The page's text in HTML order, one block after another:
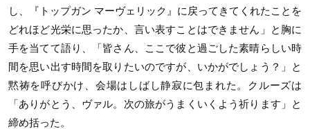
し、『トップガン マーヴェリック』に戻ってきてくれたことを
どれほど光栄に思ったか、言い表すことはできません」と胸に
手を当てて語り、「皆さん、ここで彼と過ごした素晴らしい時
間を思い出す時間を取りたいのですが、いかがでしょう？」と
黙祷を呼びかけ、会場はしばし静寂に包まれた。クルーズは
「ありがとう、ヴァル。次の旅がうまくいくよう祈ります」と
締め括った。